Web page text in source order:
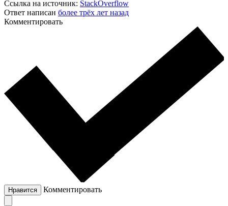
Ссылка на источник: StackOverflow
Ответ написан более трёх лет назад
Комментировать
Нравится Комментировать